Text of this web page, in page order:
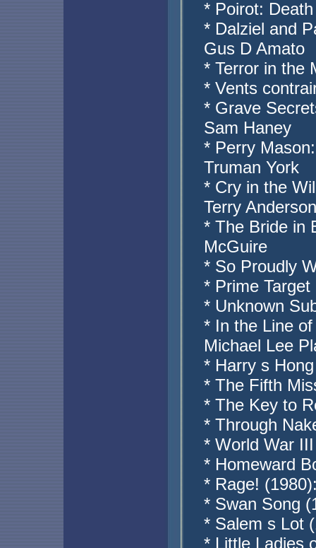
* Poirot:
* Dalziel and
Gus D Amato
* Terror in the
* Vents
* Grave
Sam Haney
* Perry
Truman York
* Cry in the
Terry Anderson
* The Bride in
McGuire
* So Proudly
* Prime
* Unknown
* In the Line
Michael Lee
* Harry s
* The Fifth
* The Key to
* Through
* World War
* Homeward
* Rage!
* Swan Song
* Salem s Lot
* Little Ladies